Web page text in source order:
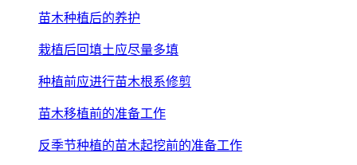
苗木种植后的养护
栽植后回填土应尽量多填
种植前应进行苗木根系修剪
苗木移植前的准备工作
反季节种植的苗木起挖前的准备工作